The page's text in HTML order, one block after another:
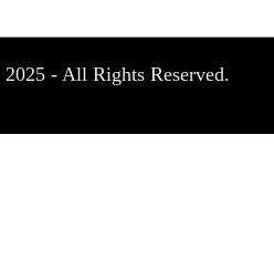
- All Rights Reserved.